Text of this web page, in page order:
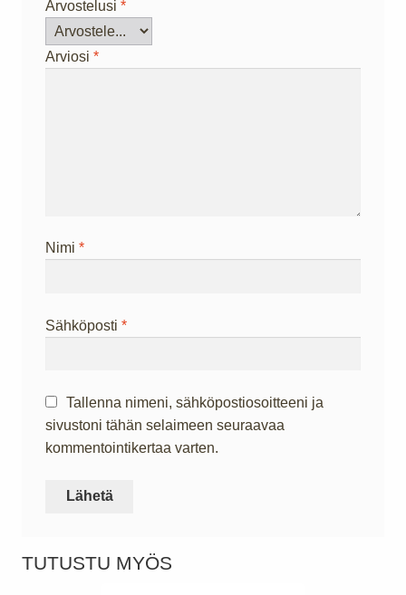
Arvostelusi *
Arviosi *
Nimi *
Sähköposti *
Tallenna nimeni, sähköpostiosoitteeni ja
sivustoni tähän selaimeen seuraavaa
kommentointikertaa varten.
TUTUSTU MYÖS